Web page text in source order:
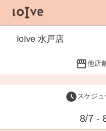
loIve 水戸店
他店
スケジ
8/7 -